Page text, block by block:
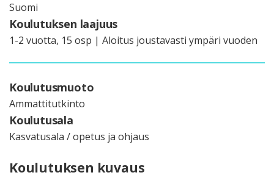
Suomi
Koulutuksen laajuus
1-2 vuotta, 15 osp | Aloitus joustavasti ympäri vuoden
Koulutusmuoto
Ammattitutkinto
Koulutusala
Kasvatusala / opetus ja ohjaus
Koulutuksen kuvaus